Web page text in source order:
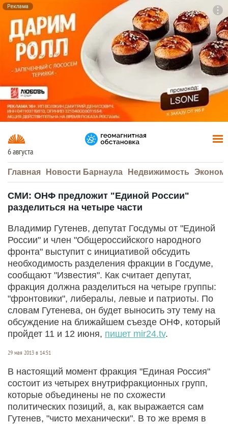
Реклама
6 августа
Главная Новости Барнаула Недвижимость
СМИ: ОНФ предложит "Единой России"
разделиться на четыре части
Владимир Гутенев, депутат Госдумы от "Единой
России" и член "Общероссийского народного
фронта" выступит с инициативой обсудить
необходимость разделения фракции в Госдуме,
сообщают "Известия". Как считает депутат,
фракция должна разделиться на четыре группы:
"фронтовики", либералы, левые и патриоты. По
словам Гутенева, он будет выносить эту тему на
обсуждение на ближайшем съезде ОНФ, который
пройдет 11 и 12 июня, пишет mir24.tv.
29 мая 2013 в 14:51
В настоящий момент фракция "Единая Россия"
состоит из четырех внутрифракционных групп,
которые объединены не по схожести
политических позиций, а, как выражается сам
Гутенев, "чисто механически". В то же время в